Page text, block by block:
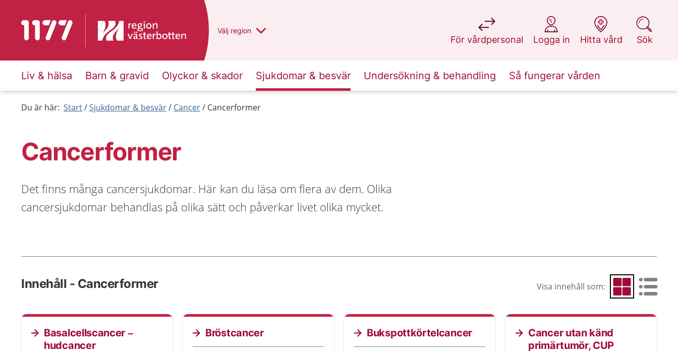
Till startsidan för 1177 Du har valt region
Välj en annan
region
För vårdpersonal
på 1177.se
Logga in
på 1177.se
Hitta vård
på 1177.se
Sök
på 1177.se
Liv & hälsa Barn & gravid Olyckor & skador Sjukdomar & besvär Undersökning & behandling Så fungerar vården
Du är här: Start Sjukdomar & besvär Cancer Cancerformer
Cancerformer
Det finns många cancersjukdomar. Här kan du läsa om flera av dem. Olika
cancersjukdomar behandlas på olika sätt och påverkar livet olika mycket.
Innehåll - Cancerformer Visa innehåll som: Visa som rutnät
Visa som
Basalcellscancer –
hudcancer
Bröstcancer Bukspottkörtelcancer
Cancer utan känd
primärtumör, CUP